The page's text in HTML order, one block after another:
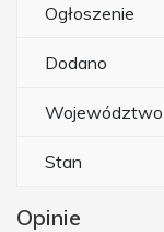
Ogłoszenie
Dodano
Województwo
Stan
Opinie